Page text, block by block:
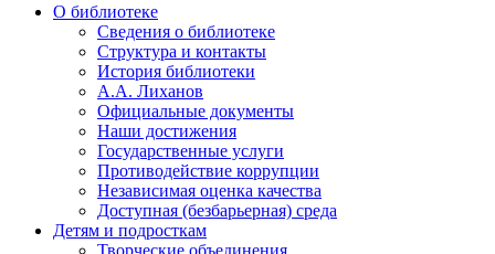
О библиотеке
Сведения о библиотеке
Структура и контакты
История библиотеки
А.А. Лиханов
Официальные документы
Наши достижения
Государственные услуги
Противодействие коррупции
Независимая оценка качества
Доступная (безбарьерная) среда
Детям и подросткам
Творческие объединения